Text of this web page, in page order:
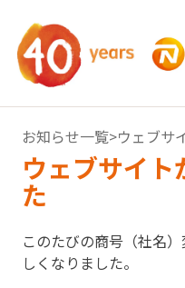
お知らせ一覧>ウェブサ
ウェブサイ
た
このたびの商号（社名
しくなりました。